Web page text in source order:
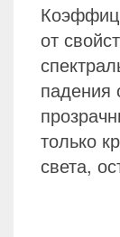
от
падения
только
света,